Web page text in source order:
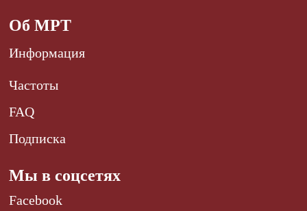
Об МРТ
Информация
Частоты
FAQ
Подписка
Мы в соцсетях
Facebook